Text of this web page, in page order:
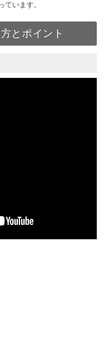
います。
とポイント